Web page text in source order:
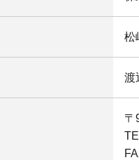
松
〒